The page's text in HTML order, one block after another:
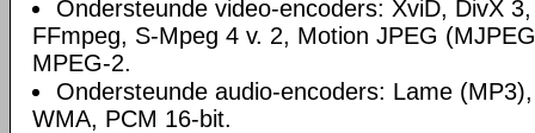
Ondersteunde video-encoders: XviD, DivX
FFmpeg, S-Mpeg 4 v. 2, Motion JPEG
MPEG-2.
Ondersteunde audio-encoders: Lame
WMA, PCM 16-bit.